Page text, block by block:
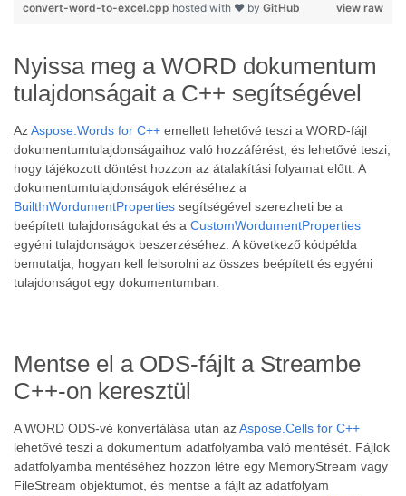
view raw
convert-word-to-excel.cpp hosted with ❤ by GitHub
Nyissa meg a WORD dokumentum
tulajdonságait a C++ segítségével
AzAspose.Words for C++ emellett lehetővé teszi a WORD-fájl
dokumentumtulajdonságaihoz való hozzáférést, és lehetővé teszi,
hogy tájékozott döntést hozzon az átalakítási folyamat előtt. A
dokumentumtulajdonságok eléréséhez a
BuiltInWordumentProperties segítségével szerezheti be a
beépített tulajdonságokat és a CustomWordumentProperties
egyéni tulajdonságok beszerzéséhez. A következő kódpélda
bemutatja, hogyan kell felsorolni az összes beépített és egyéni
tulajdonságot egy dokumentumban.
Mentse el a ODS-fájlt a Streambe
C++-on keresztül
A WORD ODS-vé konvertálása után azAspose.Cells for C++
lehetővé teszi a dokumentum adatfolyamba való mentését. Fájlok
adatfolyamba mentéséhez hozzon létre egy MemoryStream vagy
FileStream objektumot, és mentse a fájlt az adatfolyam